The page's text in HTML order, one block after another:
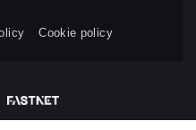
Cookie policy